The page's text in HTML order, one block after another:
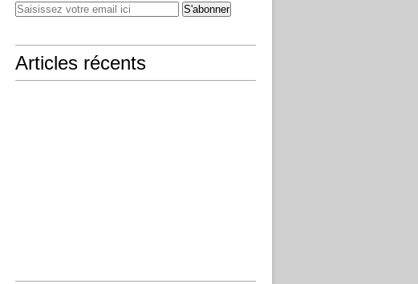
Articles récents